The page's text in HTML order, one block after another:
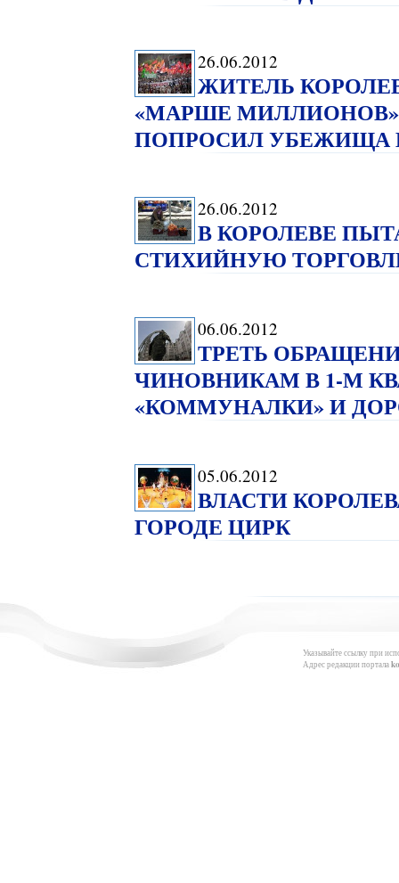
26.06.2012
ЖИТЕЛЬ
«МАРШЕ
ПОПРОСИЛ УБЕЖИЩА
26.06.2012
В КОРОЛЕВЕ
СТИХИЙНУЮ
06.06.2012
ТРЕТЬ
ЧИНОВНИКАМ В 1-М
«КОММУНАЛКИ» И
05.06.2012
ВЛАСТИ
ГОРОДЕ ЦИРК
Указывайте ссылку при
Адрес редакции портала